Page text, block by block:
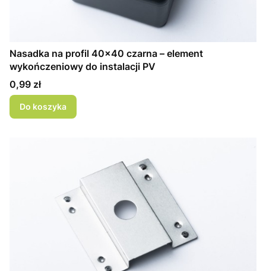
Nasadka na profil 40×40 czarna – element
wykończeniowy do instalacji PV
Cena
0,99 zł
Do koszyka